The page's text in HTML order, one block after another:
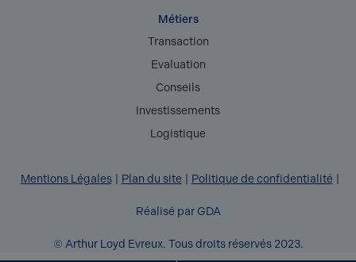
Métiers
Transaction
Evaluation
Conseils
Investissements
Logistique
Mentions Légales Plan du site Politique de confidentialité
© Arthur Loyd Evreux. Tous droits réservés 2023.
Réalisé par GDA